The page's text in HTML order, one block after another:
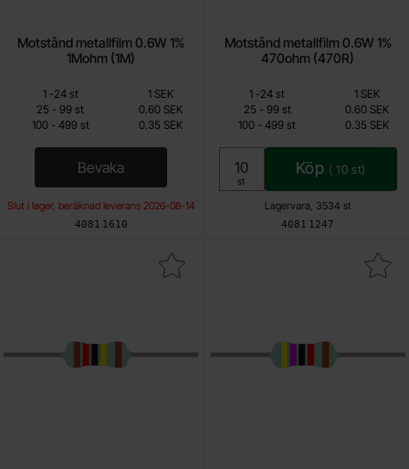
Motstånd metallfilm 0.6W 1%
1Mohm (1M)
Art. nr
4081 1610
Slut i lager, beräknad leverans 2026-08-14
0.15 SEK
Inklusive 25% moms
Bevaka
, Motstånd metallfilm 0.6W 1% 1Mohm (1M)
Mängdrabatt
Pris /st
1 -till
24 st
1 SEK
25 - till
99 st
0.60 SEK
100 -till499 st 0.35 SEK
Motstånd metallfilm 0.6W 1%
470ohm (470R)
Art. nr
4081 1247
Lagervara, 3534 st
0.15 SEK
Inklusive 25% moms
Enhet:
st
Köp ( 10 st)
Mängdrabatt
Pris /st
1 -till
24 st
1 SEK
25 -till99 st
0.60 SEK
100 - till
499 st 0.35 SEK
motstånd metallfilm 0.6W 1% 1.2Mohm (1M2) som favorit
Makera motstånd metallfilm 0.6W